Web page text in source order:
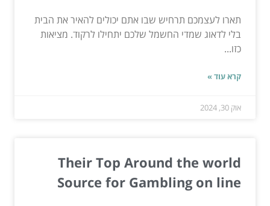
תארו לעצמכם תרחיש שבו אתם יכולים להאיר את הבית
בלי לדאוג שמדי החשמל שלכם יתחילו לרקוד. מציאות
כזו...
קרא עוד »
אוק 30, 2024
Their Top Around the world
Source for Gambling on line